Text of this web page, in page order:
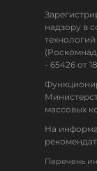
надзору в
- 65426 от
массовых
На
Перечень